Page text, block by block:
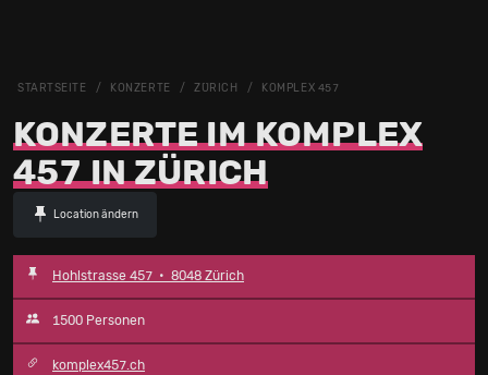
STARTSEITE KONZERTE ZÜRICH KOMPLEX 457
KONZERTE IM KOMPLEX
457 IN ZÜRICH
Location ändern
Hohlstrasse 457 • 8048 Zürich
1500 Personen
komplex457.ch